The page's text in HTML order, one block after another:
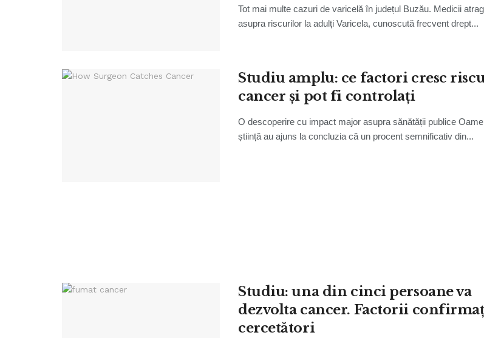
Tot mai multe cazuri de varicelă în județul Buzău. Medicii
asupra riscurilor la adulți Varicela, cunoscută frecvent drept...
Studiu amplu: ce factori cresc
cancer și pot fi controlați
O descoperire cu impact major asupra sănătății publice
știință au ajuns la concluzia că un procent semnificativ din...
Studiu: una din cinci persoane va
dezvolta cancer. Factorii
cercetători